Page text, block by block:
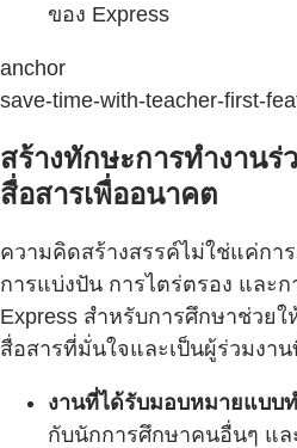
ของ Express
anchor
save-time-with-teacher-first-
สร้างทักษะการทำงานร่
สื่อสารเพื่ออนาคต
ความคิดสร้างสรรค์ไม่ใช่แค่กา
การแบ่งปัน การไตร่ตรอง และ
Express สำหรับการศึกษาช่วยใ
สื่อสารที่มั่นใจและเป็นผู้ร่วมงา
งานที่ได้รับมอบหมายแบบ
กับนักการศึกษาคนอื่นๆ แล